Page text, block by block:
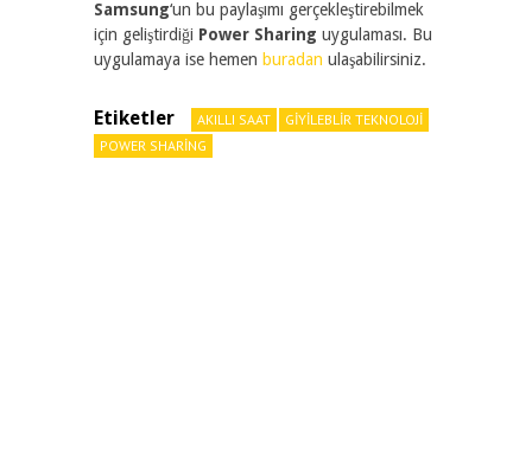
Samsung‘un bu paylaşımı gerçekleştirebilmek
için geliştirdiği Power Sharing uygulaması. Bu
uygulamaya ise hemen buradan ulaşabilirsiniz.
Etiketler AKILLI SAAT
GIYILEBLIR TEKNOLOJI
POWER SHARING